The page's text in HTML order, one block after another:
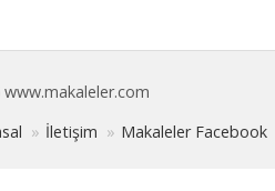
İletişim Makaleler Facebook